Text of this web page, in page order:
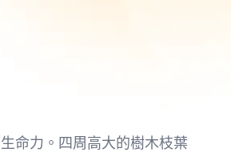
命力。四周高大的樹木枝葉